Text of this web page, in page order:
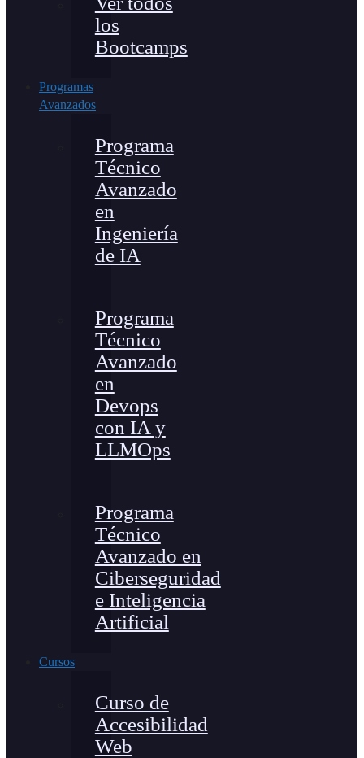
los
Bootcamps
Programas
Avanzados
Programa
Técnico
Avanzado
en
Ingeniería
de IA
Programa
Técnico
Avanzado
en
Devops
con IA y
LLMOps
Programa
Técnico
Avanzado en
Ciberseguridad
e Inteligencia
Artificial
Cursos
Curso de
Accesibilidad
Web